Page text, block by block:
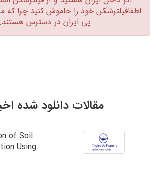
لطفافیلترشکن خود را خاموش کنید چرا که
پی ایران در دسترس هستند.‏
مقالات دانلود شده اخیر
of Soil
Using